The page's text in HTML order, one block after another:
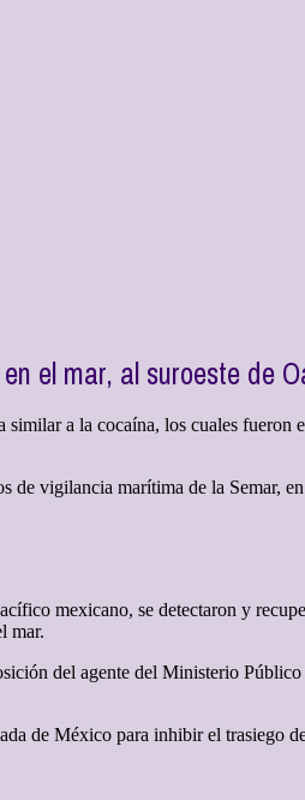
el mar, al suroeste de
a la cocaína, los cuales fueron
vigilancia marítima de la Semar,
mexicano, se detectaron y
mar.
del agente del Ministerio
de México para inhibir el trasiego